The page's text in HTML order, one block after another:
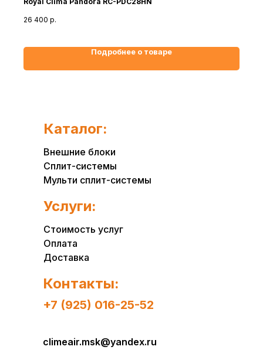
26 400 р.
Подробнее о товаре
climeair.msk@yandex.ru
Внешние блоки
Сплит-системы
Мульти сплит-системы
Каталог:
Стоимость услуг
Оплата
Доставка
Услуги:
+7 (925) 016-25-52
Контакты: